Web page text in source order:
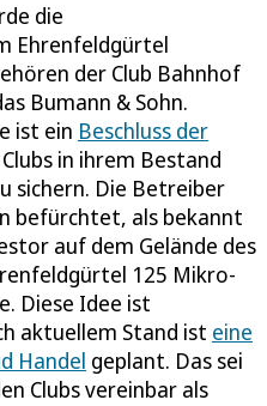
die
Ehrenfeldgürtel
der Club Bahnhof
Bumann & Sohn.
ist ein Beschluss der
in ihrem Bestand
sichern. Die Betreiber
befürchtet, als bekannt
auf dem Gelände des
125 Mikro-
Diese Idee ist
aktuellem Stand ist eine
Handel geplant. Das sei
Clubs vereinbar als